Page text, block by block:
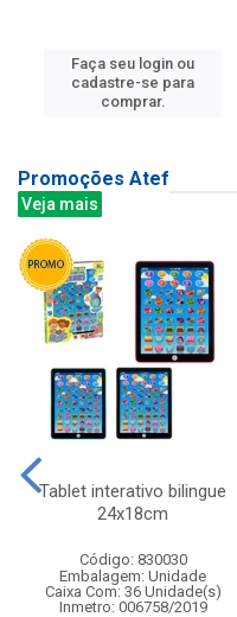
Faça seu login ou
cadastre-se para
comprar.
Promoções Atef
Veja mais
Tablet interativo bilingue
24x18cm
Código: 830030
Embalagem: Unidade
Caixa Com: 36 Unidade(s)
Inmetro: 006758/2019